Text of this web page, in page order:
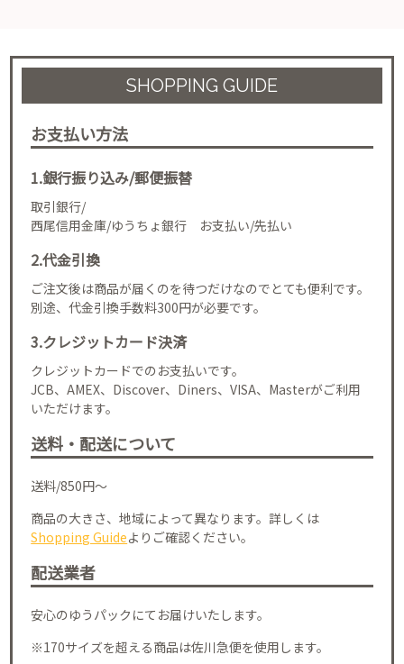
SHOPPING GUIDE
お支払い方法
1.銀行振り込み/郵便振替
取引銀行/
西尾信用金庫/ゆうちょ銀行 お支払い/先払い
2.代金引換
ご注文後は商品が届くのを待つだけなのでとても便利です。
別途、代金引換手数料300円が必要です。
3.クレジットカード決済
クレジットカードでのお支払いです。
JCB、AMEX、Discover、Diners、VISA、Masterがご利用
いただけます。
送料・配送について
送料/850円～
商品の大きさ、地域によって異なります。詳しくは
Shopping Guideよりご確認ください。
配送業者
安心のゆうパックにてお届けいたします。
※170サイズを超える商品は佐川急便を使用します。